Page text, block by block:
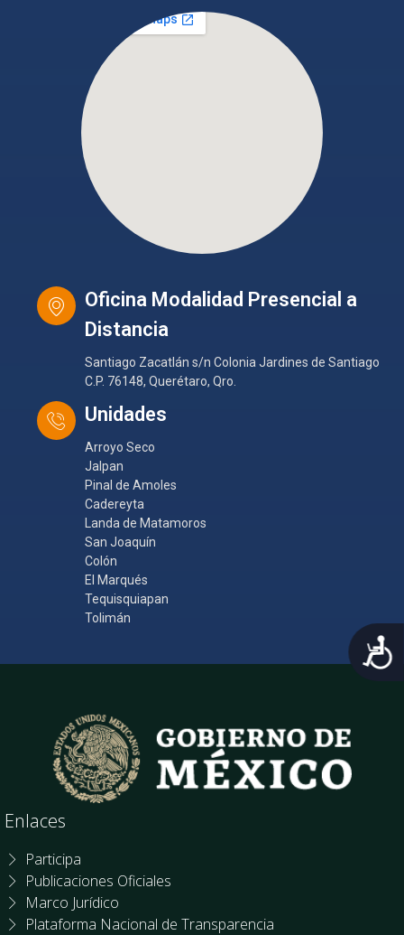
Oficina Modalidad Presencial a
Distancia
Santiago Zacatlán s/n Colonia Jardines de Santiago
C.P. 76148, Querétaro, Qro.
Unidades
Arroyo Seco
Jalpan
Pinal de Amoles
Cadereyta
Landa de Matamoros
San Joaquín
Colón
El Marqués
Tequisquiapan
Tolimán
Enlaces
Participa
Publicaciones Oficiales
Marco Jurídico
Plataforma Nacional de Transparencia